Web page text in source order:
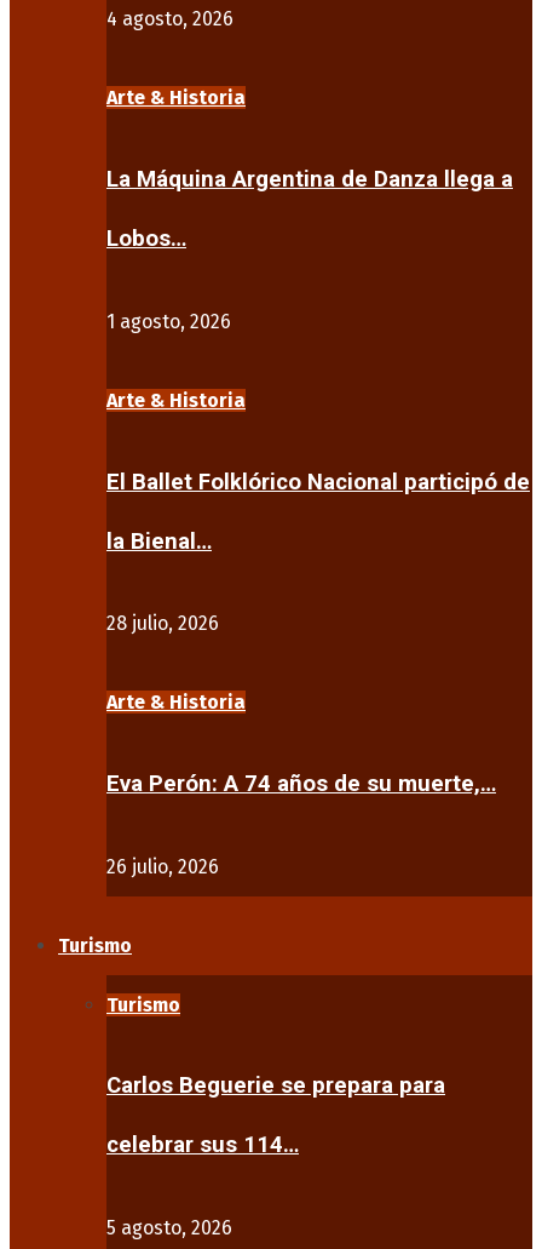
4 agosto, 2026
Arte & Historia
La Máquina Argentina de Danza llega a
Lobos…
1 agosto, 2026
Arte & Historia
El Ballet Folklórico Nacional participó de
la Bienal…
28 julio, 2026
Arte & Historia
Eva Perón: A 74 años de su muerte,…
26 julio, 2026
Turismo
Turismo
Carlos Beguerie se prepara para
celebrar sus 114…
5 agosto, 2026